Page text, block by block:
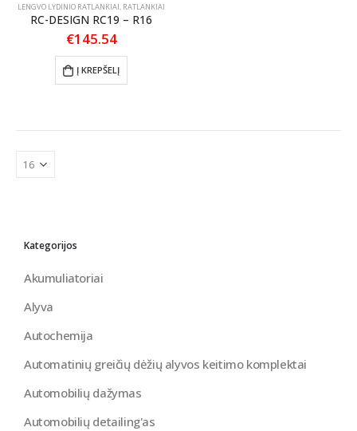
LENGVO LYDINIO RATLANKIAI, RATLANKIAI
RC-DESIGN RC19 – R16
€145.54
Į KREPŠELĮ
Kategorijos
Akumuliatoriai
Alyva
Autochemija
Automatinių greičių dėžių alyvos keitimo komplektai
Automobilių dažymas
Automobilių detailing'as